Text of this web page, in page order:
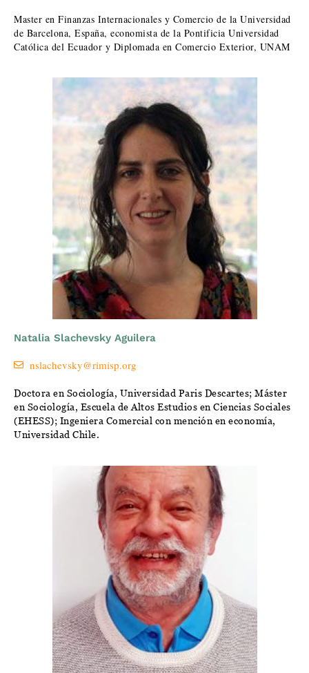
Master en Finanzas Internacionales y Comercio de la Universidad
de Barcelona, España, economista de la Pontificia Universidad
Católica del Ecuador y Diplomada en Comercio Exterior, UNAM
Natalia Slachevsky Aguilera
nslachevsky@rimisp.org
Doctora en Sociología, Universidad Paris Descartes; Máster
en Sociología, Escuela de Altos Estudios en Ciencias Sociales
(EHESS); Ingeniera Comercial con mención en economía,
Universidad Chile.